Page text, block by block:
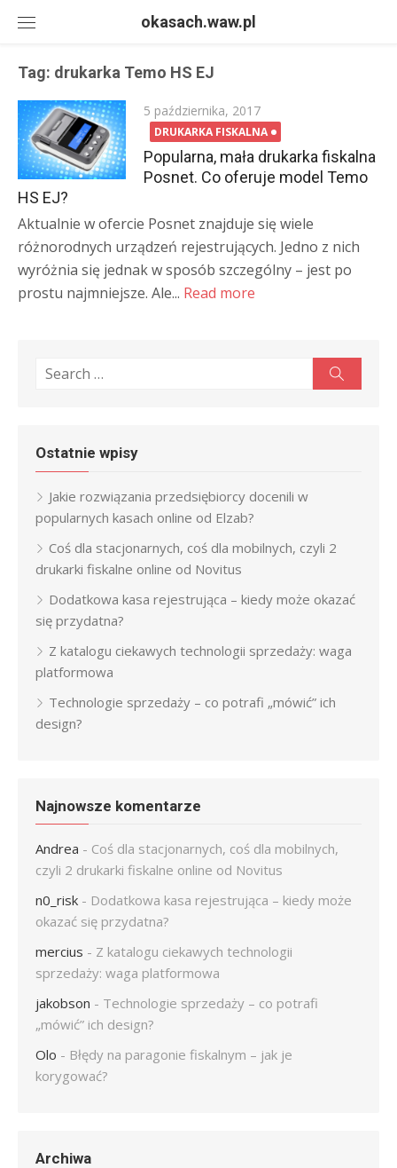
okasach.waw.pl
Tag: drukarka Temo HS EJ
Posted
on
5 października, 2017
DRUKARKA FISKALNA
Popularna, mała drukarka fiskalna
Posnet. Co oferuje model Temo
HS EJ?
Aktualnie w ofercie Posnet znajduje się wiele
różnorodnych urządzeń rejestrujących. Jedno z nich
wyróżnia się jednak w sposób szczególny – jest po
prostu najmniejsze. Ale... Read more
Search
Ostatnie wpisy
Jakie rozwiązania przedsiębiorcy docenili w
popularnych kasach online od Elzab?
Coś dla stacjonarnych, coś dla mobilnych, czyli 2
drukarki fiskalne online od Novitus
Dodatkowa kasa rejestrująca – kiedy może okazać
się przydatna?
Z katalogu ciekawych technologii sprzedaży: waga
platformowa
Technologie sprzedaży – co potrafi „mówić” ich
design?
Najnowsze komentarze
Andrea - Coś dla stacjonarnych, coś dla mobilnych,
czyli 2 drukarki fiskalne online od Novitus
n0_risk - Dodatkowa kasa rejestrująca – kiedy może
okazać się przydatna?
mercius - Z katalogu ciekawych technologii
sprzedaży: waga platformowa
jakobson - Technologie sprzedaży – co potrafi
„mówić” ich design?
Olo - Błędy na paragonie fiskalnym – jak je
korygować?
Archiwa